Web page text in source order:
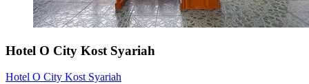
Hotel O City Kost Syariah
Hotel O City Kost Syariah